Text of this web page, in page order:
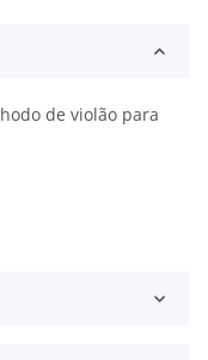
de violão para